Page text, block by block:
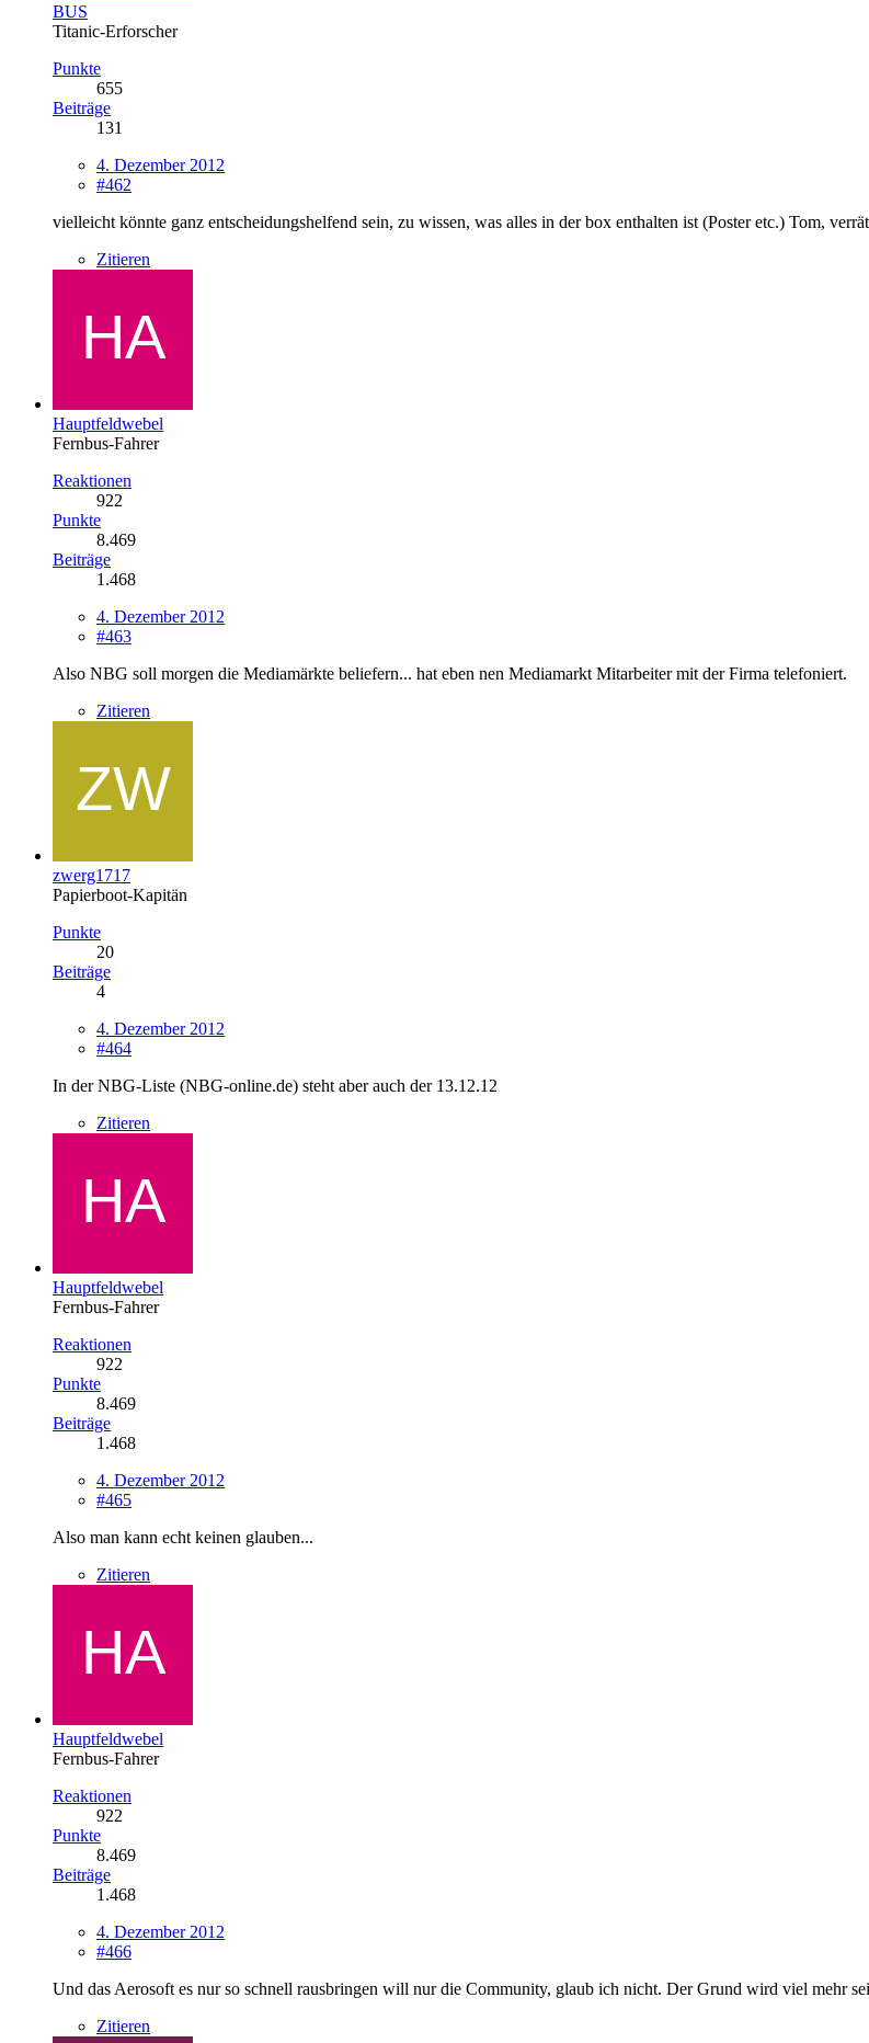
BUS
Titanic-Erforscher
Punkte
655
Beiträge
131
4. Dezember 2012
#462
vielleicht könnte ganz entscheidungshelfend sein, zu wissen, was alles in der box enthalten ist (Poster etc.) Tom,
Zitieren
Hauptfeldwebel
Fernbus-Fahrer
Reaktionen
922
Punkte
8.469
Beiträge
1.468
4. Dezember 2012
#463
Also NBG soll morgen die Mediamärkte beliefern... hat eben nen Mediamarkt Mitarbeiter mit der Firma telefoniert.
Zitieren
zwerg1717
Papierboot-Kapitän
Punkte
20
Beiträge
4
4. Dezember 2012
#464
In der NBG-Liste (NBG-online.de) steht aber auch der 13.12.12
Zitieren
Hauptfeldwebel
Fernbus-Fahrer
Reaktionen
922
Punkte
8.469
Beiträge
1.468
4. Dezember 2012
#465
Also man kann echt keinen glauben...
Zitieren
Hauptfeldwebel
Fernbus-Fahrer
Reaktionen
922
Punkte
8.469
Beiträge
1.468
4. Dezember 2012
#466
Und das Aerosoft es nur so schnell rausbringen will nur die Community, glaub ich nicht. Der Grund wird viel mehr
Zitieren